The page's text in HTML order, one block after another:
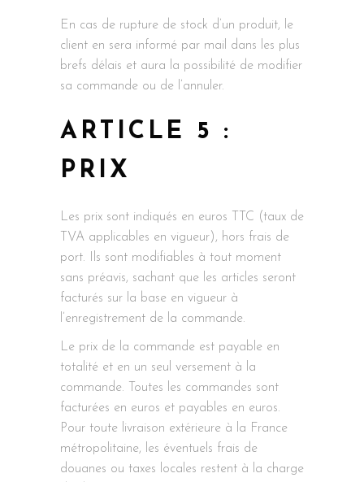
En cas de rupture de stock d’un produit, le
client en sera informé par mail dans les plus
brefs délais et aura la possibilité de modifier
sa commande ou de l’annuler.
ARTICLE 5 :
PRIX
Les prix sont indiqués en euros TTC (taux de
TVA applicables en vigueur), hors frais de
port. Ils sont modifiables à tout moment
sans préavis, sachant que les articles seront
facturés sur la base en vigueur à
l’enregistrement de la commande.
Le prix de la commande est payable en
totalité et en un seul versement à la
commande. Toutes les commandes sont
facturées en euros et payables en euros.
Pour toute livraison extérieure à la France
métropolitaine, les éventuels frais de
douanes ou taxes locales restent à la charge